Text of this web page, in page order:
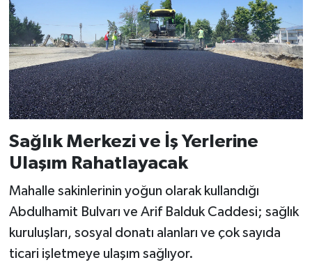
Sağlık Merkezi ve İş Yerlerine
Ulaşım Rahatlayacak
Mahalle sakinlerinin yoğun olarak kullandığı
Abdulhamit Bulvarı ve Arif Balduk Caddesi; sağlık
kuruluşları, sosyal donatı alanları ve çok sayıda
ticari işletmeye ulaşım sağlıyor.